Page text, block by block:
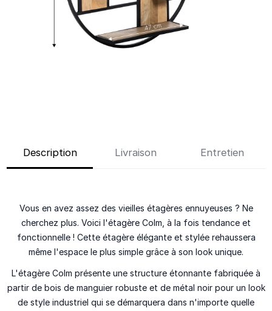
Description Livraison Entretien
Vous en avez assez des vieilles étagères ennuyeuses ? Ne
cherchez plus. Voici l'étagère Colm, à la fois tendance et
fonctionnelle ! Cette étagère élégante et stylée rehaussera
même l'espace le plus simple grâce à son look unique.
L'étagère Colm présente une structure étonnante fabriquée à
partir de bois de manguier robuste et de métal noir pour un look
de style industriel qui se démarquera dans n'importe quelle